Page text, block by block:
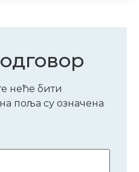
неће бити
поља су означена